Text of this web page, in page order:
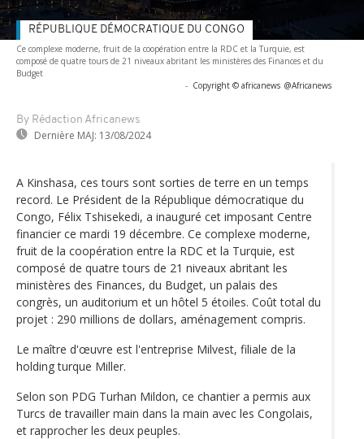
Ce complexe moderne, fruit de la coopération entre la RDC et la Turquie, est
composé de quatre tours de 21 niveaux abritant les ministères des Finances et du
Budget
- Copyright © africanews @Africanews
By Rédaction Africanews
Dernière MAJ: 13/08/2024
RÉPUBLIQUE DÉMOCRATIQUE DU CONGO
A Kinshasa, ces tours sont sorties de terre en un temps
record. Le Président de la République démocratique du
Congo, Félix Tshisekedi, a inauguré cet imposant Centre
financier ce mardi 19 décembre. Ce complexe moderne,
fruit de la coopération entre la RDC et la Turquie, est
composé de quatre tours de 21 niveaux abritant les
ministères des Finances, du Budget, un palais des
congrès, un auditorium et un hôtel 5 étoiles. Coût total du
projet : 290 millions de dollars, aménagement compris.
Le maître d'œuvre est l'entreprise Milvest, filiale de la
holding turque Miller.
Selon son PDG Turhan Mildon, ce chantier a permis aux
Turcs de travailler main dans la main avec les Congolais,
et rapprocher les deux peuples.